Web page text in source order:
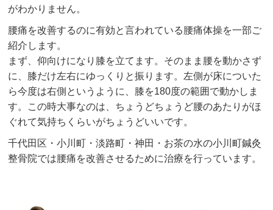
がわかりません。
腰痛を改善するのに有効と言われている腰痛体操を一部ご
紹介します。
まず、仰向けになり膝を立てます。そのまま腰を動かさず
に、膝だけ左右にゆっくりと振ります。左側が床についた
ら今度は右側というように、膝を180度の範囲で動かしま
す。この時大事なのは、ちょうどちょうど腰のあたりがほ
ぐれて気持ちくらいがちょうどいいです。
千代田区・小川町・淡路町・神田・お茶の水の小川町鍼灸
整骨院では腰痛を改善させるために治療を行っています。